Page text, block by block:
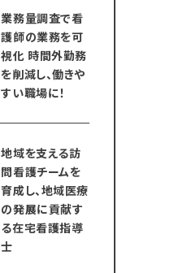
業務量調査で看
護師の業務を可
視化 時間外勤務
を削減し、働きや
すい職場に！
地域を支える訪
問看護チームを
育成し、地域医療
の発展に貢献す
る在宅看護指導
士